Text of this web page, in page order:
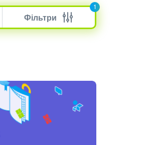
Фільтри
1